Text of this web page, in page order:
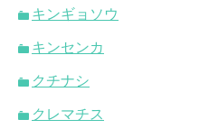
キンギョソウ
キンセンカ
クチナシ
クレマチス